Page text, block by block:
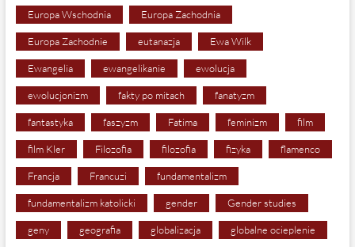
Europa Wschodnia Europa Zachodnia
Europa Zachodnie eutanazja Ewa Wilk
Ewangelia ewangelikanie ewolucja
ewolucjonizm fakty po mitach fanatyzm
fantastyka faszyzm Fatima feminizm film
film Kler Filozofia filozofia fizyka flamenco
Francja Francuzi fundamentalizm
fundamentalizm katolicki gender Gender studies
geny geografia globalizacja globalne ocieplenie